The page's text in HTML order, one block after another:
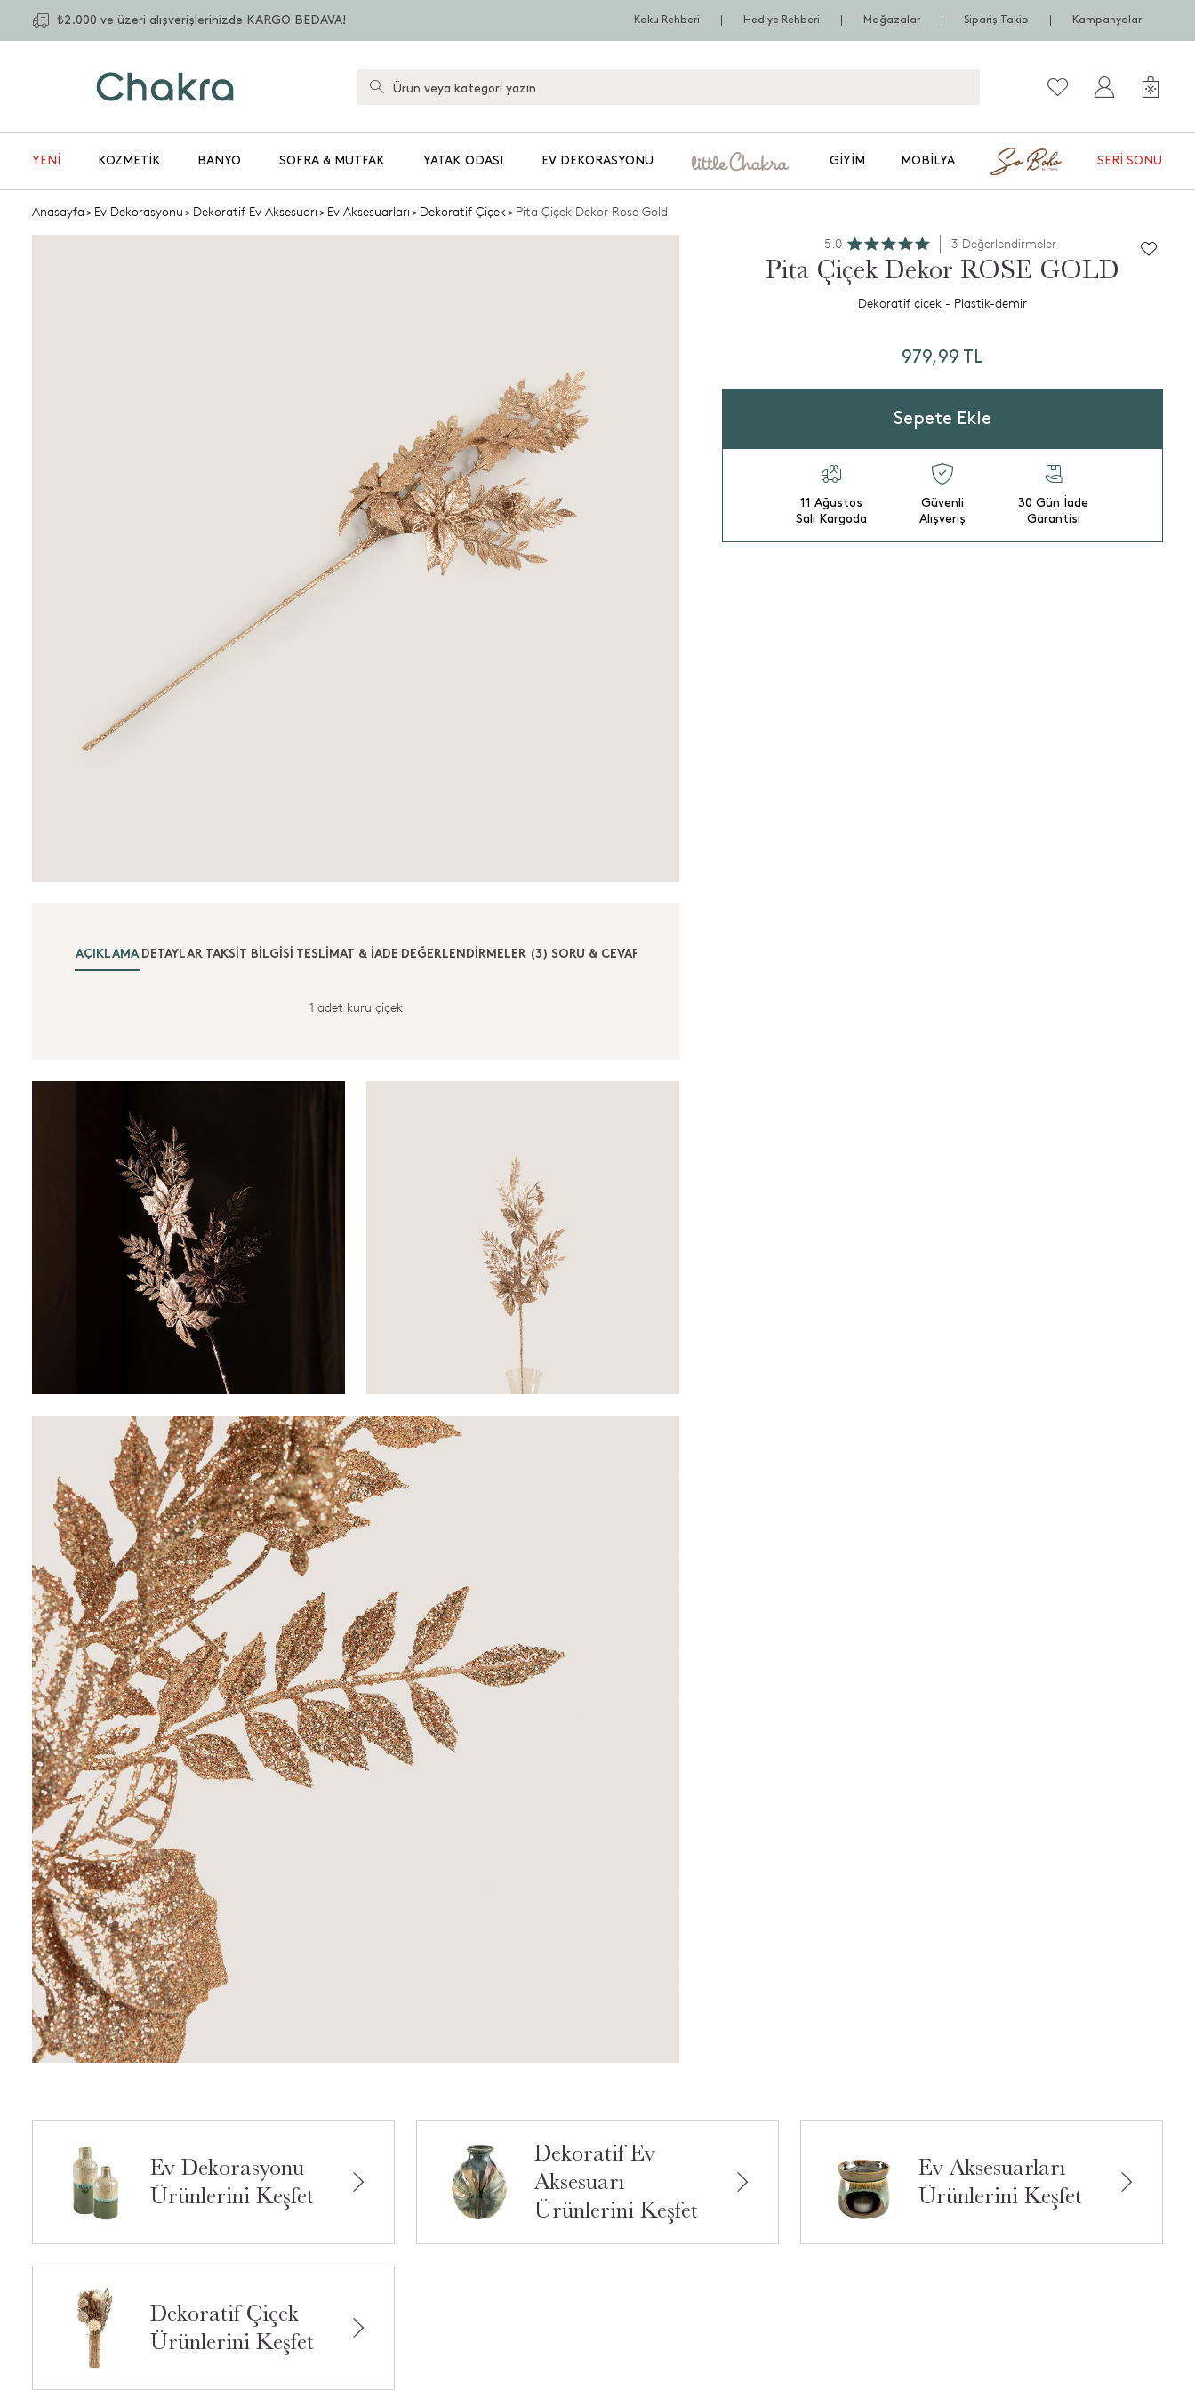
₺2.000 ve üzeri alışverişlerinizde KARGO BEDAVA! Koku Rehberi Hediye Rehberi Mağazalar Sipariş Takip Kampanyalar
YENİ KOZMETIK BANYO SOFRA & MUTFAK YATAK ODASI EV DEKORASYONU GIYIM MOBILYA SERI SONU
Anasayfa>Ev Dekorasyonu>Dekoratif Ev Aksesuarı>Ev Aksesuarları>Dekoratif Çiçek>Pita Çiçek Dekor Rose Gold
AÇIKLAMA DETAYLAR TAKSIT BILGISI TESLIMAT & İADE DEĞERLENDİRMELER (3) SORU & CEVAP (0)
1 adet kuru çiçek
5.0 3 Değerlendirmeler
Pita Çiçek Dekor ROSE GOLD
Dekoratif çiçek - Plastik-demir
979,99 TL
Sepete Ekle
11 Ağustos
Salı Kargoda
Güvenli
Alışveriş
30 Gün İade
Garantisi
Ev Dekorasyonu
Ürünlerini Keşfet
Dekoratif Ev
Aksesuarı
Ürünlerini Keşfet
Ev Aksesuarları
Ürünlerini Keşfet
Dekoratif Çiçek
Ürünlerini Keşfet